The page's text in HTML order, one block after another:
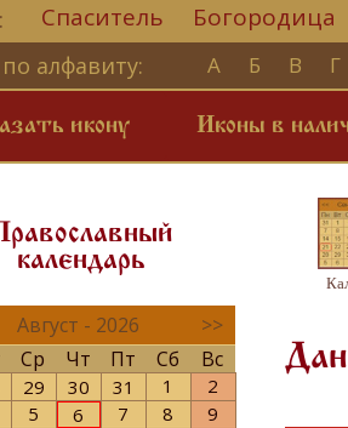
Спаситель Богородица
алфавиту: А Б В Г
икону Иконы в
календарь
Август - 2026
>>
Ср Чт Пт Сб Вс
29 30 31 1
2
5 6 7 8
9